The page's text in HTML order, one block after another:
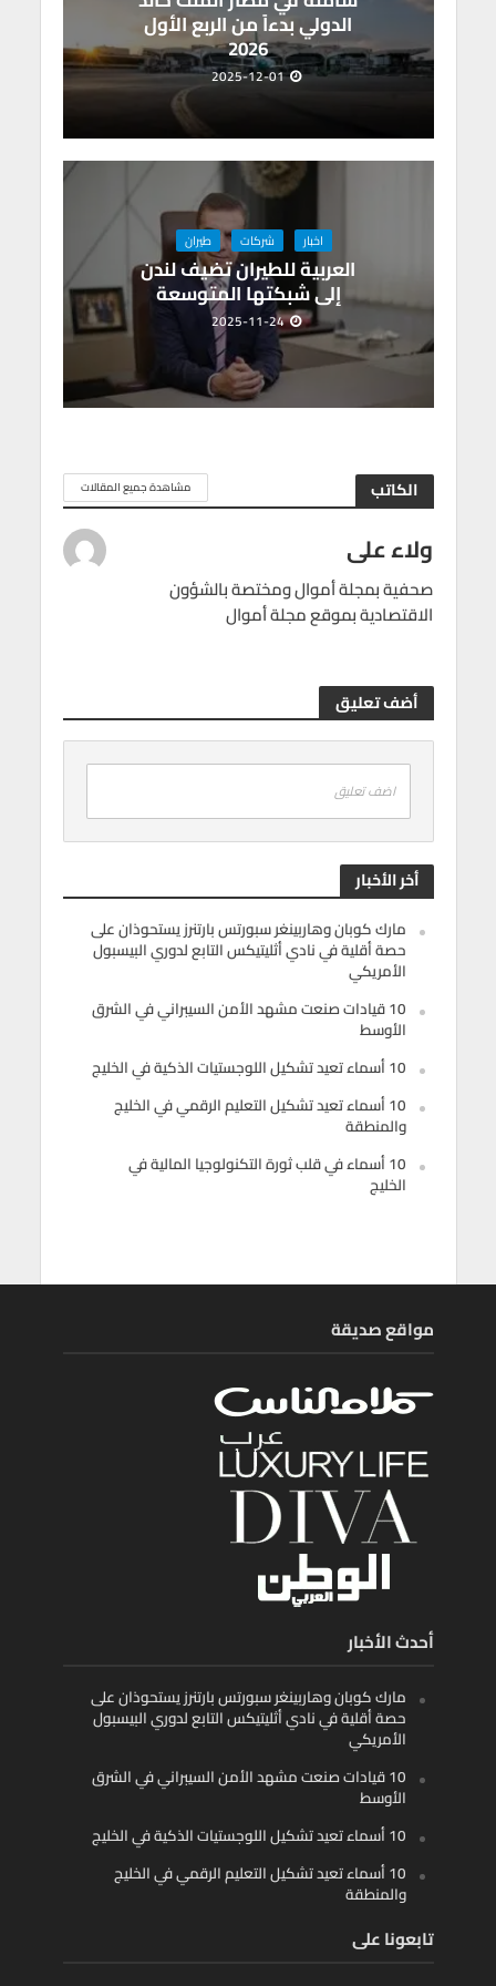
الدولي بدءاً من الربع الأول
2026
2025-12-01
اخبار شركات طيران
العربية للطيران تضيف لندن
إلى شبكتها المتوسعة
2025-11-24
الكاتب مشاهدة جميع المقالات
ولاء على
صحفية بمجلة أموال ومختصة بالشؤون
الاقتصادية بموقع مجلة أموال
أضف تعليق
اضف تعليق
أخر الأخبار
مارك كوبان وهاربينغر سبورتس بارتنرز يستحوذان على
حصة أقلية في نادي أثليتيكس التابع لدوري البيسبول
الأمريكي
10 قيادات صنعت مشهد الأمن السيبراني في الشرق
الأوسط
10 أسماء تعيد تشكيل اللوجستيات الذكية في الخليج
10 أسماء تعيد تشكيل التعليم الرقمي في الخليج
والمنطقة
10 أسماء في قلب ثورة التكنولوجيا المالية في
الخليج
مواقع صديقة
أحدث الأخبار
مارك كوبان وهاربينغر سبورتس بارتنرز يستحوذان على
حصة أقلية في نادي أثليتيكس التابع لدوري البيسبول
الأمريكي
10 قيادات صنعت مشهد الأمن السيبراني في الشرق
الأوسط
10 أسماء تعيد تشكيل اللوجستيات الذكية في الخليج
10 أسماء تعيد تشكيل التعليم الرقمي في الخليج
والمنطقة
تابعونا على